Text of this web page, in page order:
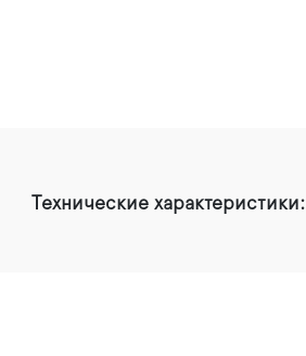
Технические характеристики: